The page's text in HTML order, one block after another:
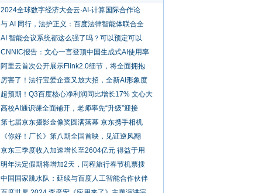
2024全球数字经济大会云·AI·计算国际合作论
与 AI 同行，法护正义：百度法律智能体联合全
AI 智能会议系统都这么强了吗？可以预定可以
CNNIC报告：文心一言登顶中国生成式AI使用率
阿里云首次公开展示Flink2.0细节，将全面拥抱
厉害了！法行宝爱企查又放大招，全新AI形象度
超预期！Q3百度核心净利润同比增长17% 文心大
高校AI通识课全面铺开，老师率先“升级”迎接
第七届京东摄影金像奖圆满落幕 京东携手相机
《你好！厂长》第八期全国首映，见证逆风翻
京东三季度收入加速增长至2604亿元 得益于用
明年法定假期将增加2天，同程旅行春节机票搜
中国国家跳水队：延续与百度人工智能合作伙伴